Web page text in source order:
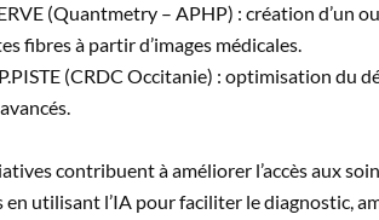
(Quantmetry – APHP) : création d’un
fibres à partir d’images médicales.
(CRDC Occitanie) : optimisation du
contribuent à améliorer l’accès aux
en utilisant l’IA pour faciliter le diagnostic,